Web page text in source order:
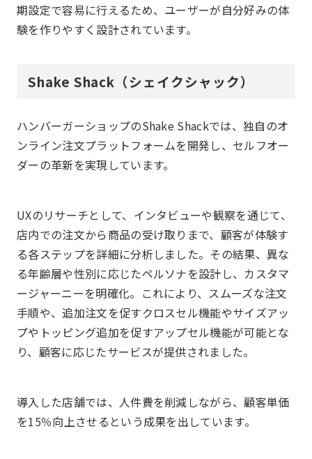
期設定で容易に行えるため、ユーザーが自分好みの体
験を作りやすく設計されています。
Shake Shack（シェイクシャック）
ハンバーガーショップのShake Shackでは、独自のオ
ンライン注文プラットフォームを開発し、セルフオー
ダーの革新を実現しています。
UXのリサーチとして、インタビューや観察を通じて、
店内での注文から商品の受け取りまで、顧客が体験す
る各ステップを詳細に分析しました。その結果、異な
る年齢層や性別に応じたペルソナを設計し、カスタマ
ージャーニーを明確化。これにより、スムーズな注文
手順や、追加注文を促すクロスセル機能やサイズアッ
プやトッピング追加を促すアップセル機能が可能とな
り、顧客に応じたサービスが提供されました。
導入した店舗では、人件費を削減しながら、顧客単価
を15％向上させるという成果を出しています。